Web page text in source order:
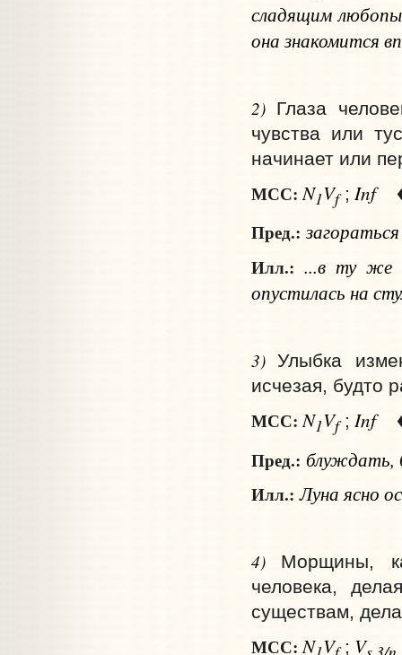
сладящим
она знакомится
2) Глаза
чувства или
начинает или
МСС: N1Vf; Inf
Пред.:
Илл.: ...в ту же
опустилась на
3)Улыбка
исчезая, будто
МСС: N1Vf; Inf
Пред.: блуждать,
Илл.: Луна ясно
4) Морщины,
человека,
существам,
МСС: N V ; V